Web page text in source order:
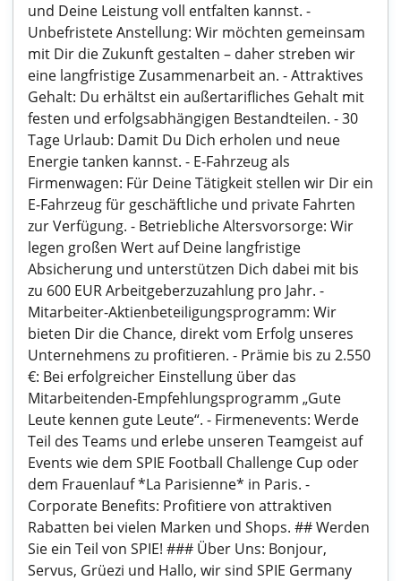
und Deine Leistung voll entfalten kannst. -
Unbefristete Anstellung: Wir möchten gemeinsam
mit Dir die Zukunft gestalten – daher streben wir
eine langfristige Zusammenarbeit an. - Attraktives
Gehalt: Du erhältst ein außertarifliches Gehalt mit
festen und erfolgsabhängigen Bestandteilen. - 30
Tage Urlaub: Damit Du Dich erholen und neue
Energie tanken kannst. - E-Fahrzeug als
Firmenwagen: Für Deine Tätigkeit stellen wir Dir ein
E-Fahrzeug für geschäftliche und private Fahrten
zur Verfügung. - Betriebliche Altersvorsorge: Wir
legen großen Wert auf Deine langfristige
Absicherung und unterstützen Dich dabei mit bis
zu 600 EUR Arbeitgeberzuzahlung pro Jahr. -
Mitarbeiter-Aktienbeteiligungsprogramm: Wir
bieten Dir die Chance, direkt vom Erfolg unseres
Unternehmens zu profitieren. - Prämie bis zu 2.550
€: Bei erfolgreicher Einstellung über das
Mitarbeitenden-Empfehlungsprogramm „Gute
Leute kennen gute Leute“. - Firmenevents: Werde
Teil des Teams und erlebe unseren Teamgeist auf
Events wie dem SPIE Football Challenge Cup oder
dem Frauenlauf *La Parisienne* in Paris. -
Corporate Benefits: Profitiere von attraktiven
Rabatten bei vielen Marken und Shops. ## Werden
Sie ein Teil von SPIE! ### Über Uns: Bonjour,
Servus, Grüezi und Hallo, wir sind SPIE Germany